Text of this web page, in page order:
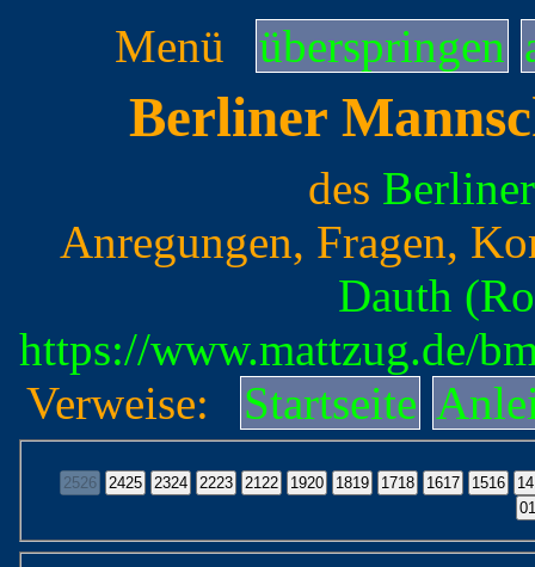
Menü überspringen
Berliner
des
Anregungen, Fragen,
Dauth
https://www.mattzug.de/
Verweise:
Startseite